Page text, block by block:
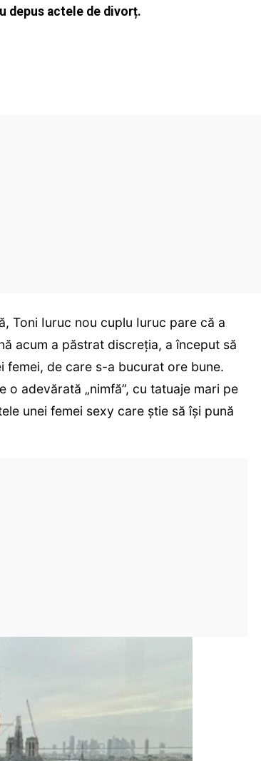
depus actele de divorț.
Toni Iuruc nou cuplu Iuruc pare că a
acum a păstrat discreția, a început să
femei, de care s-a bucurat ore bune.
adevărată „nimfă”, cu tatuaje mari pe
unei femei sexy care știe să își pună